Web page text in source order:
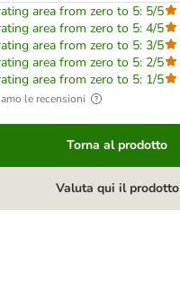
area from zero to 5: 5/5
area from zero to 5: 4/5
area from zero to 5: 3/5
area from zero to 5: 2/5
area from zero to 5: 1/5
le recensioni
Torna al prodotto
Valuta qui il prodotto